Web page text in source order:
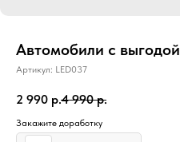
Автомобили с выгодой
Артикул: LED037
2 990 р.4 990 р.
Закажите доработку